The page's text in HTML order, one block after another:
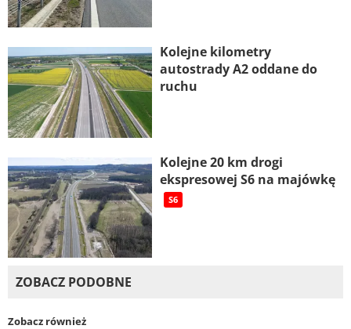
Kolejne kilometry
autostrady A2 oddane do
ruchu
Kolejne 20 km drogi
ekspresowej S6 na majówkę
S6
ZOBACZ PODOBNE
Zobacz również